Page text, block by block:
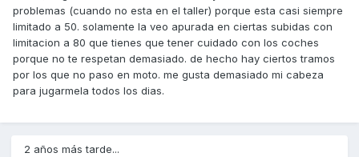
problemas (cuando no esta en el taller) porque esta casi siempre
limitado a 50. solamente la veo apurada en ciertas subidas con
limitacion a 80 que tienes que tener cuidado con los coches
porque no te respetan demasiado. de hecho hay ciertos tramos
por los que no paso en moto. me gusta demasiado mi cabeza
para jugarmela todos los dias.
2 años más tarde...